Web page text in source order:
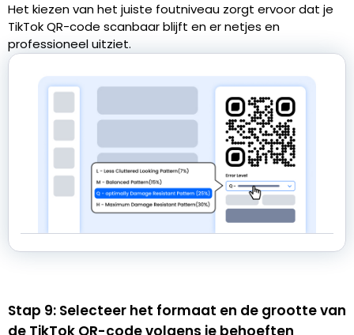
Het kiezen van het juiste foutniveau zorgt ervoor dat je
TikTok QR-code scanbaar blijft en er netjes en
professioneel uitziet.
Stap 9: Selecteer het formaat en de grootte van
de TikTok QR-code volgens je behoeften